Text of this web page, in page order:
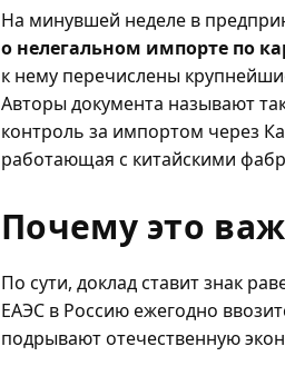
На минувшей неделе в
о нелегальном импорте по
к нему перечислены
Авторы документа называют
контроль за импортом через
работающая с китайскими
Почему это
По сути, доклад ставит знак
ЕАЭС в Россию ежегодно
подрывают отечественную